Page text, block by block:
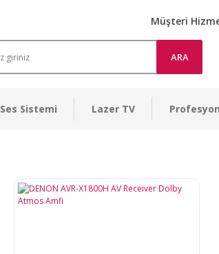
Müşteri
ARA
Ses Sistemi Lazer TV